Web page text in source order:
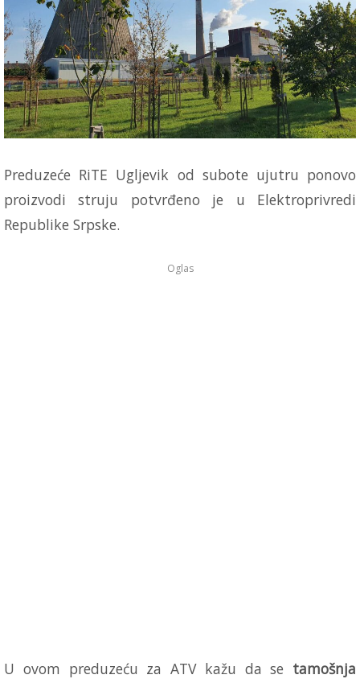
Preduzeće RiTE Ugljevik od subote ujutru ponovo
proizvodi struju potvrđeno je u Elektroprivredi
Republike Srpske.
Oglas
U ovom preduzeću za ATV kažu da se tamošnja